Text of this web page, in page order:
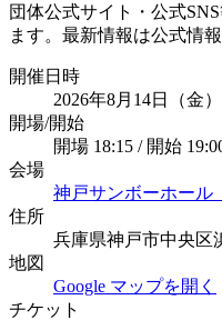
団体公式サイト・公式
ます。最新情報は公式情
開催日時
2026年8月14日（金）
開場/開始
開場 18:15 / 開始
会場
神戸サンボーホール
住所
兵庫県神戸市中央区
地図
Google マップを開く
チケット